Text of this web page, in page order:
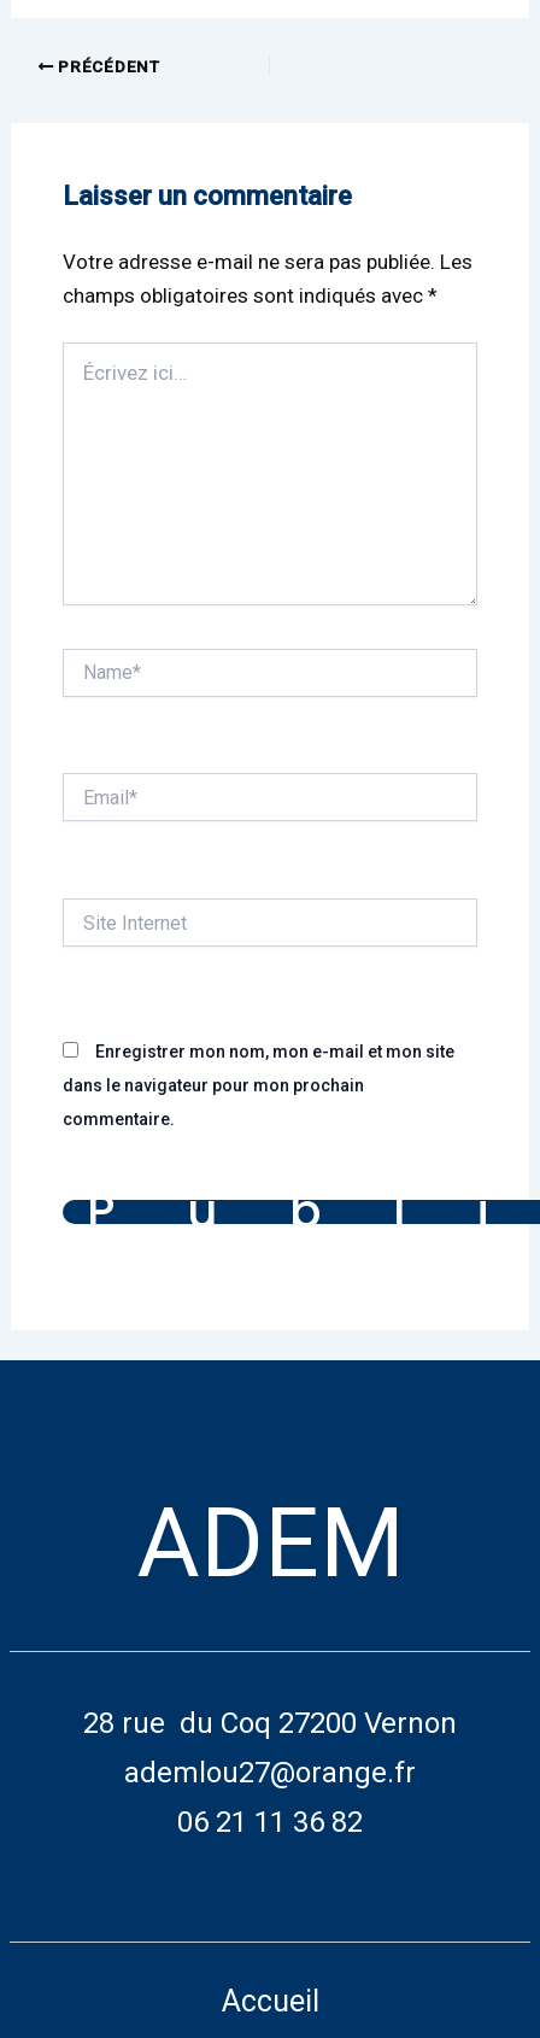
PRÉCÉDENT
Laisser un commentaire
Votre adresse e-mail ne sera pas publiée. Les
champs obligatoires sont indiqués avec *
ici…
Internet
Enregistrer mon nom, mon e-mail et mon site
dans le navigateur pour mon prochain
commentaire.
ADEM
28 rue du Coq 27200 Vernon
ademlou27@orange.fr
06 21 11 36 82
Accueil